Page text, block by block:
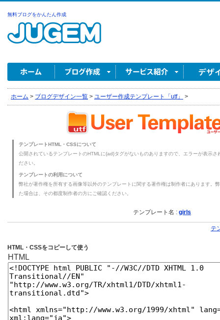
無料ブログをかんたん作成
ホーム > ブログデザイン一覧 > ユーザー作成テンプレート「utf」 >
テンプレートHTML・CSSについて
公開されているテンプレートのHTMLに{ad}タグがないものありますので、エラーが表示
ださい。
テンプレートの利用について
弊社が著作権を所有する画像等以外のテンプレートに関する著作権は制作者にあります。
た場合は、その都度制作者の方にご確認ください。
テンプレート名 : girls
テ
HTML・CSSをコピーして使う
HTML